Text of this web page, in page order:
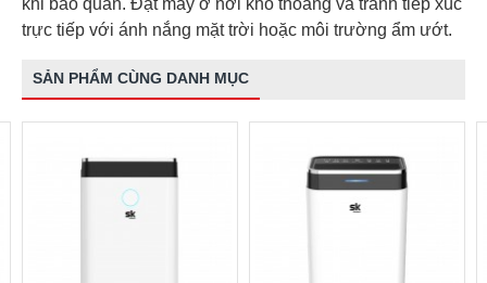
khi bảo quản. Đặt máy ở nơi khô thoáng và tránh tiếp xúc
trực tiếp với ánh nắng mặt trời hoặc môi trường ẩm ướt.
SẢN PHẨM CÙNG DANH MỤC